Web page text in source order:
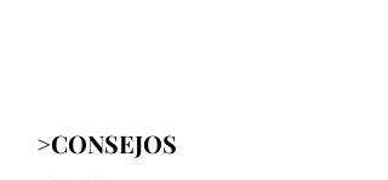
>CONSEJOS